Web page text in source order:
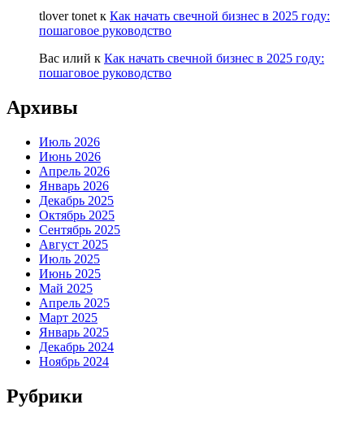
tlover tonet к Как начать свечной бизнес в 2025 году:
пошаговое руководство
Вас илий к Как начать свечной бизнес в 2025 году:
пошаговое руководство
Архивы
Июль 2026
Июнь 2026
Апрель 2026
Январь 2026
Декабрь 2025
Октябрь 2025
Сентябрь 2025
Август 2025
Июль 2025
Июнь 2025
Май 2025
Апрель 2025
Март 2025
Январь 2025
Декабрь 2024
Ноябрь 2024
Рубрики